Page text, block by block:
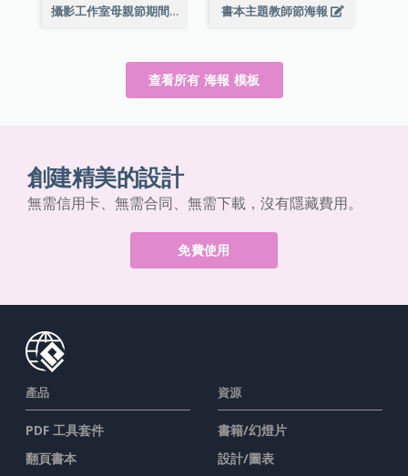
攝影工作室母親節期間限定優惠宣傳海報 書本主題教師節海報
查看所有 海報 模板
創建精美的設計
無需信用卡、無需合同、無需下載，沒有隱藏費用。
免費使用
產品
PDF 工具套件
翻頁書本
資源
書籍/幻燈片
設計/圖表